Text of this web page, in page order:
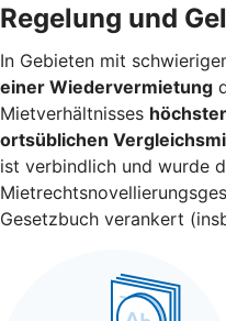
Regelung und
In Gebieten mit
einer Wiedervermietung
Mietverhältnisses
ortsüblichen
ist verbindlich und wurde
Gesetzbuch verankert